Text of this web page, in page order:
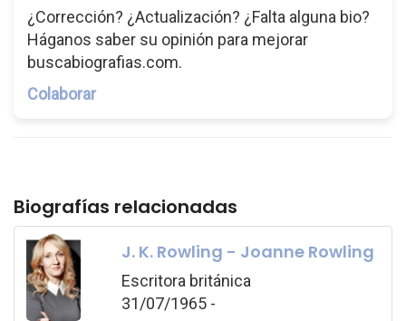
¿Corrección? ¿Actualización? ¿Falta alguna bio?
Háganos saber su opinión para mejorar
buscabiografias.com.
Colaborar
Biografías relacionadas
J. K. Rowling - Joanne Rowling
Escritora británica
31/07/1965 -